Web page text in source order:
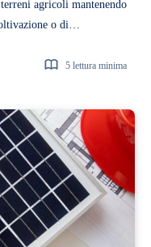
agricoli mantenendo
o di…
5 lettura minima